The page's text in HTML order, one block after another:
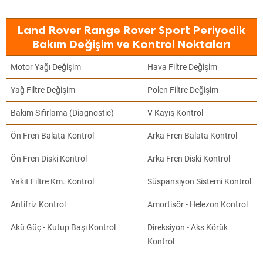
Land Rover Range Rover Sport Periyodik
Bakım Değişim ve Kontrol Noktaları
Motor Yağı Değişim Hava Filtre Değişim
Yağ Filtre Değişim Polen Filtre Değişim
Bakım Sıfırlama (Diagnostic) V Kayış Kontrol
Ön Fren Balata Kontrol Arka Fren Balata Kontrol
Ön Fren Diski Kontrol Arka Fren Diski Kontrol
Yakıt Filtre Km. Kontrol Süspansiyon Sistemi Kontrol
Antifriz Kontrol Amortisör - Helezon Kontrol
Akü Güç - Kutup Başı Kontrol
Direksiyon - Aks Körük
Kontrol